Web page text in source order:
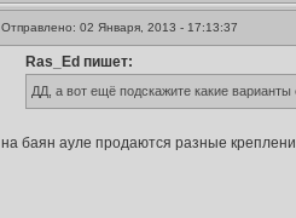
Отправлено: 02 Января, 2013 - 17:13:37
Ras_Ed пишет:
ДД, а вот ещё подскажите какие варианты
на баян ауле продаются разные